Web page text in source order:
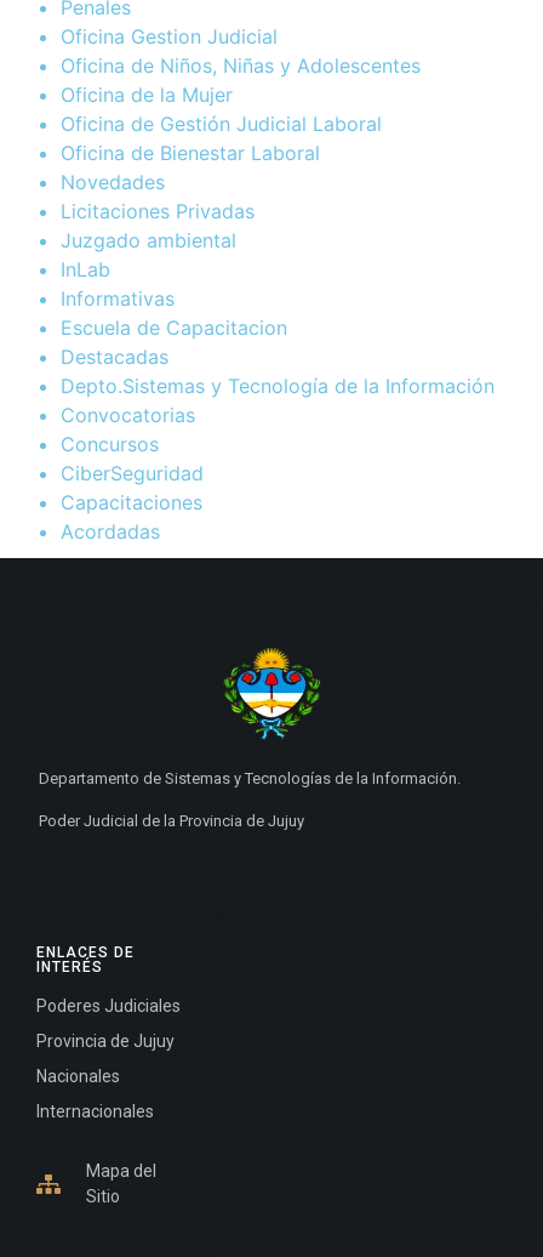
Penales
Oficina Gestion Judicial
Oficina de Niños, Niñas y Adolescentes
Oficina de la Mujer
Oficina de Gestión Judicial Laboral
Oficina de Bienestar Laboral
Novedades
Licitaciones Privadas
Juzgado ambiental
InLab
Informativas
Escuela de Capacitacion
Destacadas
Depto.Sistemas y Tecnología de la Información
Convocatorias
Concursos
CiberSeguridad
Capacitaciones
Acordadas
ENLACES DE
INTERÉS
Poderes Judiciales
Provincia de Jujuy
Nacionales
Internacionales
Mapa del
Sitio
Departamento de Sistemas y Tecnologías de la Información.
Poder Judicial de la Provincia de Jujuy